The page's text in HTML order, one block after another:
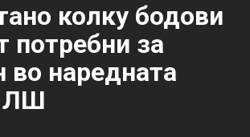
колку бодови
потребни за
во наредната
ЛШ